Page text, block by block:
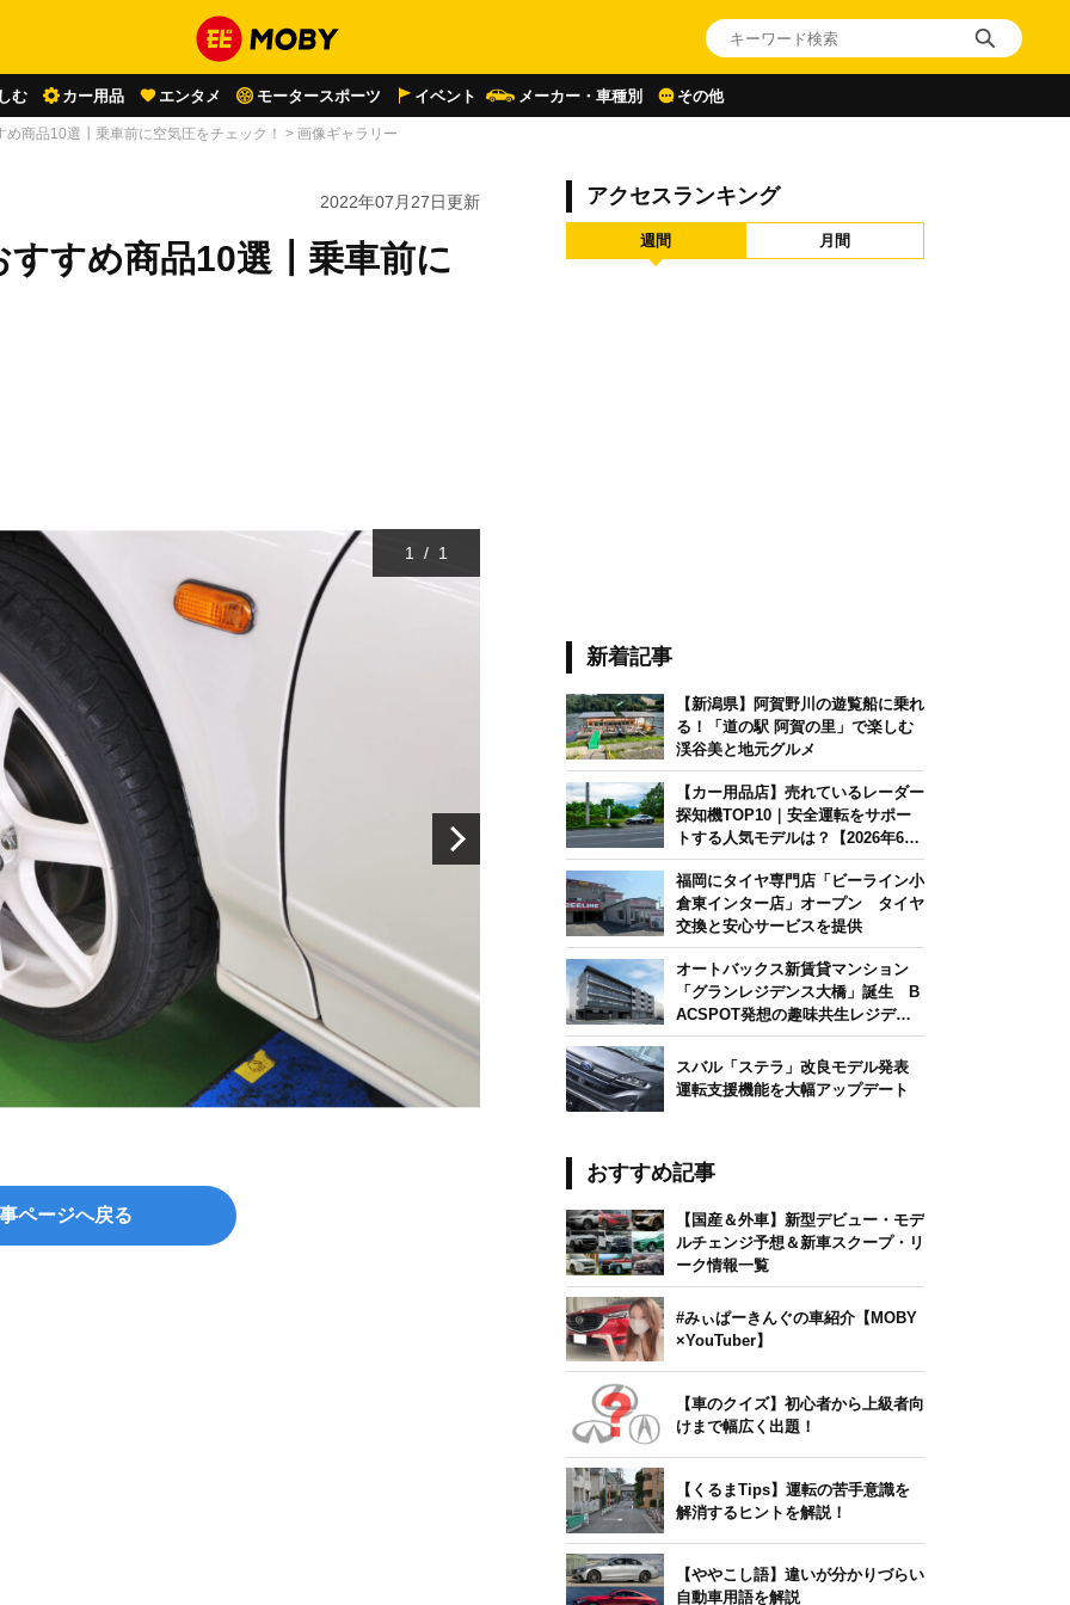
む カー用品 エンタメ モータースポーツ イベント メーカー・車種別 その他
め商品10選┃乗車前に空気圧をチェック！ > 画像ギャラリー
2022年07月27日更新
すすめ商品10選┃乗車前に
1 / 1
ページへ戻る
アクセスランキング
週間 月間
新着記事
【新潟県】阿賀野川の遊覧船に乗れ
る！「道の駅 阿賀の里」で楽しむ
渓谷美と地元グルメ
【カー用品店】売れているレーダー
探知機TOP10｜安全運転をサポー
トする人気モデルは？【2026年6月
版】
福岡にタイヤ専門店「ビーライン小
倉東インター店」オープン タイヤ
交換と安心サービスを提供
オートバックス新賃貸マンション
「グランレジデンス大橋」誕生 B
ACSPOT発想の趣味共生レジデン
ス
スバル「ステラ」改良モデル発表
運転支援機能を大幅アップデート
おすすめ記事
【国産＆外車】新型デビュー・モデ
ルチェンジ予想＆新車スクープ・リ
ーク情報一覧
#みぃぱーきんぐの車紹介【MOBY
×YouTuber】
【車のクイズ】初心者から上級者向
けまで幅広く出題！
【くるまTips】運転の苦手意識を
解消するヒントを解説！
【ややこし語】違いが分かりづらい
自動車用語を解説